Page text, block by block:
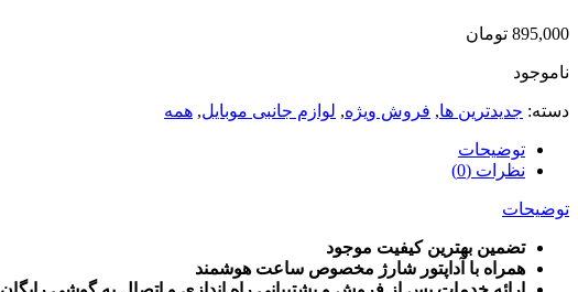
895,000 تومان
ناموجود
دسته: جدیدترین ها, فروش ویژه, لوازم جانبی موبایل, همه
توضیحات
نظرات (0)
توضیحات
تضمین بهترین کیفیت موجود
همراه با آداپتور شارژ مخصوص ساعت هوشمند